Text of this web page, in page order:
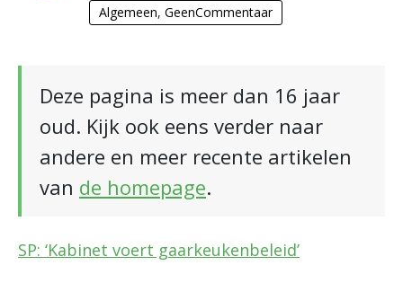
Algemeen, GeenCommentaar
Deze pagina is meer dan 16 jaar
oud. Kijk ook eens verder naar
andere en meer recente artikelen
van de homepage.
SP: ‘Kabinet voert gaarkeukenbeleid’